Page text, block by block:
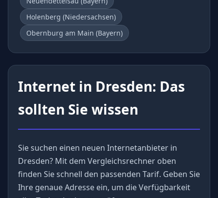
Holenberg (Niedersachsen)
Obernburg am Main (Bayern)
Internet in Dresden: Das
sollten Sie wissen
Sie suchen einen neuen Internetanbieter in
Dresden? Mit dem Vergleichsrechner oben
finden Sie schnell den passenden Tarif. Geben Sie
Ihre genaue Adresse ein, um die Verfügbarkeit